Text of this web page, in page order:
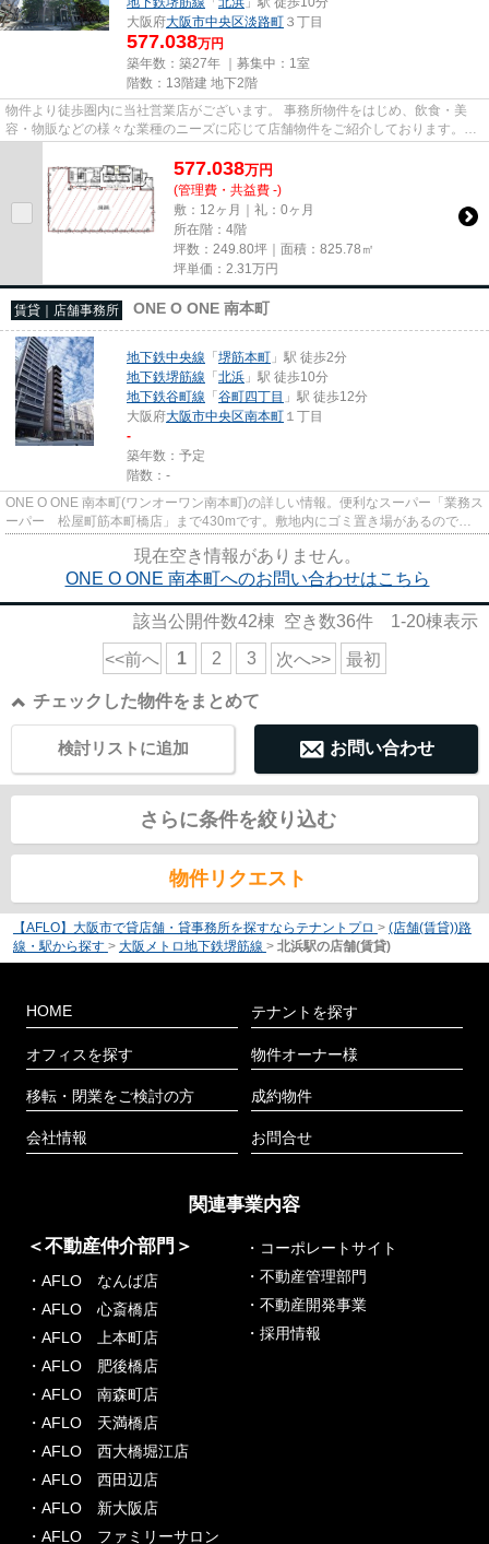
大阪府大阪市中央区淡路町 ３丁目
577.038万円
築年数：築27年 ｜募集中： 1室
階数：13階建 地下2階
物件より徒歩圏内に当社営業店がございます。 事務所物件をはじめ、飲食・美
容・物販などの様々な業種のニーズに応じて店舗物件をご紹介しております。
尚、弊社ではおとり広告は一切...
577.038万円
(管理費・共益費 -)
敷：12ヶ月｜礼：0ヶ月
所在階：4階
坪数：249.80坪｜面積：825.78㎡
坪単価： 2.31 万円
賃貸｜店舗事務所 ONE O ONE 南本町
地下鉄中央線 「堺筋本町 」駅 徒歩2分
地下鉄堺筋線 「北浜 」駅 徒歩10分
地下鉄谷町線 「谷町四丁目 」駅 徒歩12分
大阪府大阪市中央区南本町 １丁目
-
築年数：予定
階数：-
ONE O ONE 南本町(ワンオーワン南本町)の詳しい情報。便利なスーパー「業務ス
ーパー 松屋町筋本町橋店」まで430mです。敷地内にゴミ置き場があるのでわ
ざわざゴミを捨てに行く手間が...
現在空き情報がありません。
ONE O ONE 南本町へのお問い合わせはこちら
該当公開件数42棟 空き数36件 1-20棟表示
<<前へ 1 2 3 次へ>> 最初
チェックした物件をまとめて
お問い合わせ
検討リストに追加
さらに条件を絞り込む
物件リクエスト
【AFLO】大阪市で貸店舗・貸事務所を探すならテナントプロ > (店舗(賃貸))路
線・駅から探す > 大阪メトロ地下鉄堺筋線 > 北浜駅の店舗(賃貸)
HOME
オフィスを探す
移転・閉業をご検討の方
会社情報
テナントを探す
物件オーナー様
成約物件
お問合せ
関連事業内容
＜不動産仲介部門＞
・AFLO なんば店
・AFLO 心斎橋店
・AFLO 上本町店
・AFLO 肥後橋店
・AFLO 南森町店
・AFLO 天満橋店
・AFLO 西大橋堀江店
・AFLO 西田辺店
・AFLO 新大阪店
・AFLO ファミリーサロン
・コーポレートサイト
・不動産管理部門
・不動産開発事業
・採用情報